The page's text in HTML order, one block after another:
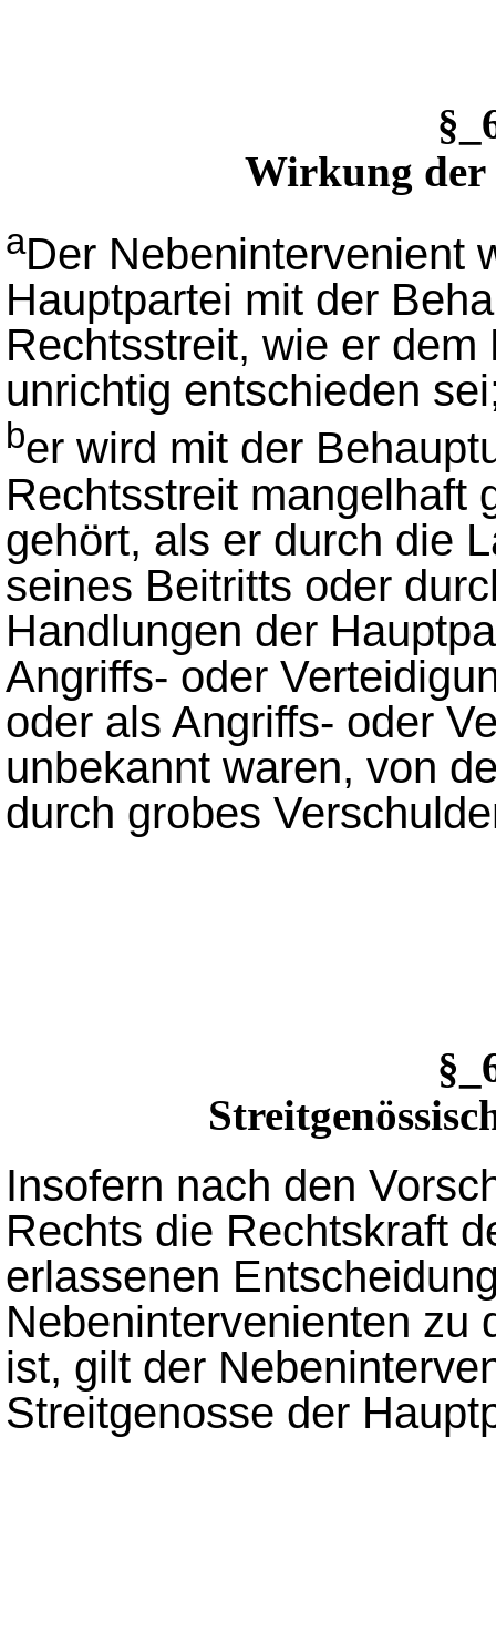
Wirkung der
aDer Nebenintervenient
Hauptpartei mit der
Rechtsstreit, wie er
unrichtig entschieden
ber wird mit der
Rechtsstreit mangelhaft
gehört, als er durch die
seines Beitritts oder
Handlungen der
Angriffs- oder
oder als Angriffs- oder
unbekannt waren, von
durch grobes
Insofern nach den
Rechts die Rechtskraft
erlassenen
Nebenintervenienten zu
ist, gilt der
Streitgenosse der